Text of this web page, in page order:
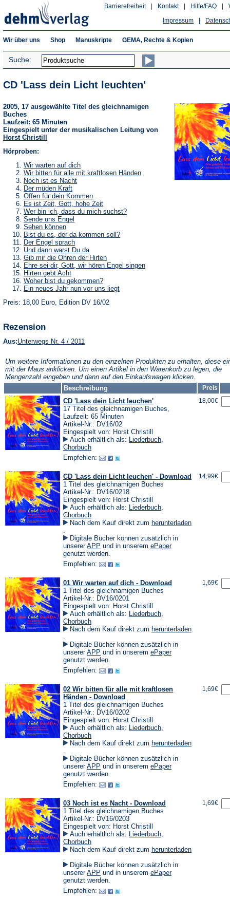
Hilfe/FAQ
Kontakt
Barrierefreiheit
Impressum
Wir über uns Shop Manuskripte GEMA, Rechte & Kopien
Suche:
CD 'Lass dein Licht leuchten'
2005, 17 ausgewählte Titel des gleichnamigen
Buches
Laufzeit: 65 Minuten
Eingespielt unter der musikalischen Leitung von
Horst Christill
Hörproben:
Wir warten auf dich(Öffnet
in
Tab)
Wir bitten für alle mit kraftlosen Händen(Öffnet
Noch ist es Nacht(Öffnet
einem
neuen
Tab)
Der müden Kraft(Öffnet
in
einem
neuen
Tab)
Offen für dein Kommen(Öffnet
in
einem
neuen
Es ist Zeit, Gott, hohe Zeit(Öffnet
in
Tab)
Wer bin ich, dass du mich suchst?(Öffnet
Sende uns Engel
einem
neuen
Tab)
Sehen können(Öffnet
in
einem
neuen
Tab)
Bist du es, der da kommen soll?(Öffnet
Tab)
Der Engel sprach(Öffnet
in
einem
neuen
Tab)
Und dann warst Du da(Öffnet
in
einem
neuen
Tab)
Gib mir die Ohren der Hirten(Öffnet
in
einem
Tab)
Ehre sei dir, Gott, wir hören Engel singen(Öffnet
Hirten gebt Acht(Öffnet
in
einem
neuen
Tab)
Woher bist du gekommen?(Öffnet
in
einem
neuen
Ein neues Jahr nun vor uns liegt(Öffnet
Preis: 18,00 Euro, Edition DV 16/02
Rezension
Aus:Unterwegs Nr. 4 / 2011
neuen
Tab)
Um weitere Informationen zu den einzelnen Produkten zu erhalten, diese
mit der Maus anklicken. Um einen Artikel in den Warenkorb zu legen, die
Mengenzahl eingeben und dann auf den Einkaufswagen klicken.
Beschreibung
Preis
CD 'Lass dein Licht leuchen'
17 Titel des gleichnamigen Buches,
Laufzeit: 65 Minuten
Artikel-Nr.: DV16/02
Eingespielt von: Horst Christill
Auch erhältlich als: Liederbuch,
Chorbuch
Empfehlen:
18,00€
CD 'Lass dein Licht leuchen' - Download
1 Titel des gleichnamigen Buches
Artikel-Nr.: DV16/0218
Eingespielt von: Horst Christill
Auch erhältlich als: Liederbuch,
Chorbuch
Nach dem Kauf direkt zum herunterladen
in
einem
neuen
Tab)
.
Digitale Bücher können zusätzlich in
unsererAPP (Öffnet
in
neuen
und in unserem ePaper(Öffnet
genutzt werden.
Empfehlen:
14,99€
01 Wir warten auf dich - Download
1 Titel des gleichnamigen Buches
Artikel-Nr.: DV16/0201
Eingespielt von: Horst Christill
Auch erhältlich als: Liederbuch,
Chorbuch
Nach dem Kauf direkt zum herunterladen
in
einem
neuen
Tab)
.
Digitale Bücher können zusätzlich in
unsererAPP (Öffnet
in
neuen
und in unserem ePaper(Öffnet
genutzt werden.
Empfehlen:
1,69€
02 Wir bitten für alle mit kraftlosen
Händen - Download
1 Titel des gleichnamigen Buches
Artikel-Nr.: DV16/0202
Eingespielt von: Horst Christill
Auch erhältlich als: Liederbuch,
Chorbuch
Nach dem Kauf direkt zum herunterladen
in
einem
neuen
Tab)
.
Digitale Bücher können zusätzlich in
unsererAPP (Öffnet
in
neuen
und in unserem ePaper(Öffnet
genutzt werden.
Empfehlen:
1,69€
03 Noch ist es Nacht - Download
1 Titel des gleichnamigen Buches
Artikel-Nr.: DV16/0203
Eingespielt von: Horst Christill
Auch erhältlich als: Liederbuch,
Chorbuch
Nach dem Kauf direkt zum herunterladen
in
einem
neuen
Tab)
.
Digitale Bücher können zusätzlich in
unsererAPP (Öffnet
in
neuen
und in unserem ePaper(Öffnet
genutzt werden.
Empfehlen:
1,69€